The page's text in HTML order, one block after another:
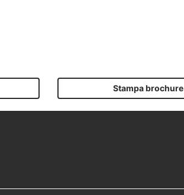
Stampa brochure